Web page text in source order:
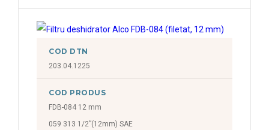
COD DTN
203.04.1225
COD PRODUS
FDB-084 12 mm
059 313 1/2”(12mm) SAE